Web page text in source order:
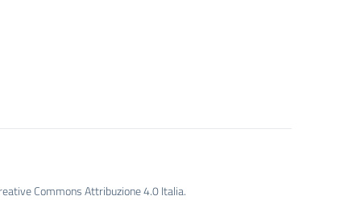
Commons Attribuzione 4.0 Italia.